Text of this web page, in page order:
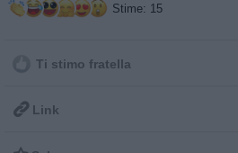
Stime: 15
Ti stimo fratella
 Link